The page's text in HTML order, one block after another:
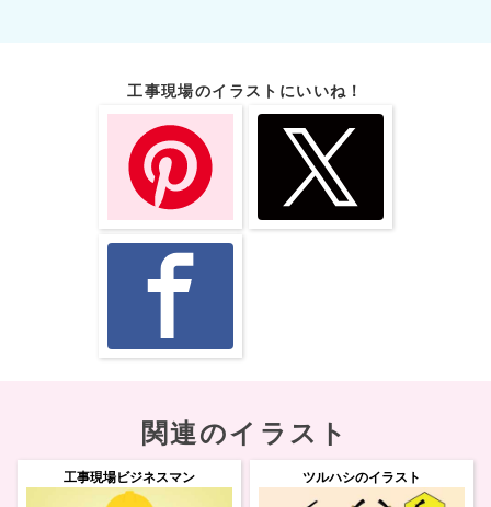
工事現場のイラストにいいね！
関連のイラスト
工事現場ビジネスマン ツルハシのイラスト